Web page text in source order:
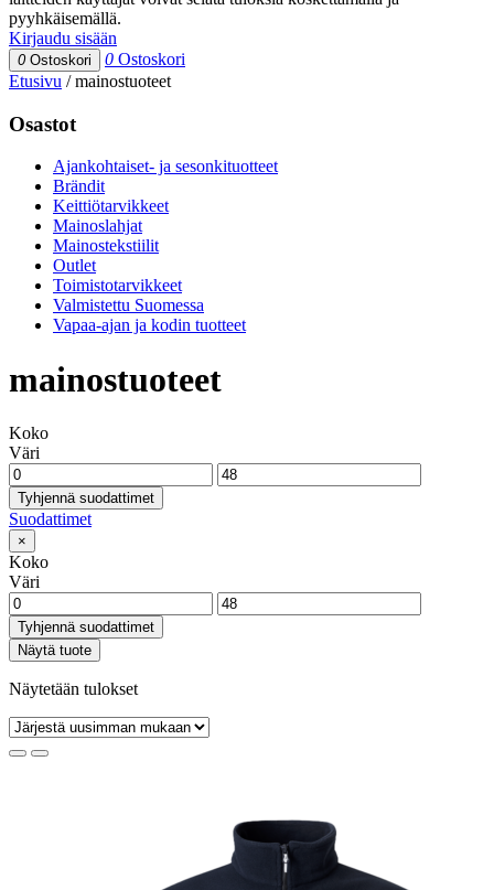
pyyhkäisemällä.
Kirjaudu sisään
0 Ostoskori 0 Ostoskori
Etusivu /mainostuoteet
Osastot
Ajankohtaiset- ja sesonkituotteet
Brändit
Keittiötarvikkeet
Mainoslahjat
Mainostekstiilit
Outlet
Toimistotarvikkeet
Valmistettu Suomessa
Vapaa-ajan ja kodin tuotteet
mainostuoteet
Koko
Väri
Tyhjennä suodattimet
Suodattimet
×
Koko
Väri
Tyhjennä suodattimet
Näytä tuote
Näytetään tulokset